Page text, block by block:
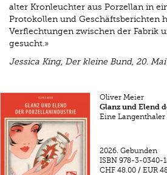
alter Kronleuchter aus Porzellan in
Protokollen und Geschäftsberichten
Verflechtungen zwischen der Fabrik
gesucht.»
Jessica King, Der kleine Bund, 20.
Oliver Meier
Glanz und Elend
Eine
2026. Gebunden
ISBN 978-3-0340-
CHF 48.00 /EUR